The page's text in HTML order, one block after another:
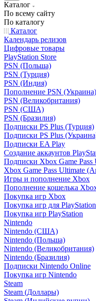
Каталог
По всему сайту
По каталогу
Каталог
Календарь релизов
Цифровые товары
PlayStation Store
PSN (Польша)
PSN (Турция)
PSN (Индия)
Пополнение PSN (Украина)
PSN (Великобритания)
PSN (США)
PSN (Бразилия)
Подписки PS Plus (Турция)
Подписки PS Plus
Подписки EA Play
Создание аккаунтов
Подписки Xbox Game Pass
Xbox Game Pass Ultimate
Игры и пополнение Xbox
Пополнение кошелька
Покупка игр Xbox
Покупка игр для
Покупка игр PlayStation
Nintendo
Nintendo (США)
Nintendo (Польша)
Nintendo (Великобритания)
Nintendo (Бразилия)
Подписки Nintendo Online
Покупка игр Nintendo
Steam
Steam (Доллары)